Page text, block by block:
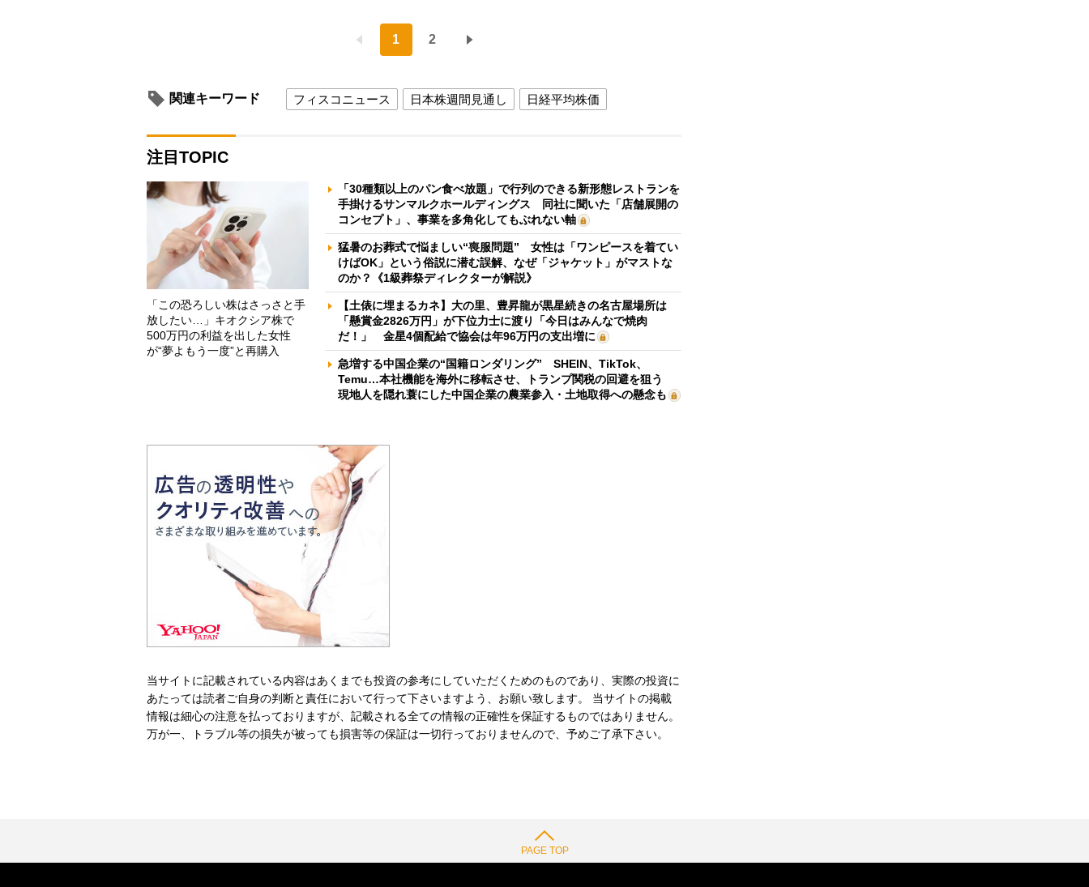
1 2
関連キーワード フィスコニュース 日本株週間見通し 日経平均株価
注目TOPIC
「この恐ろしい株はさっさと手
放したい…」キオクシア株で
500万円の利益を出した女性
が“夢よもう一度”と再購入
「30種類以上のパン食べ放題」で行列のできる新形態レストランを
手掛けるサンマルクホールディングス 同社に聞いた「店舗展開の
コンセプト」、事業を多角化してもぶれない軸
猛暑のお葬式で悩ましい“喪服問題” 女性は「ワンピースを着てい
けばOK」という俗説に潜む誤解、なぜ「ジャケット」がマストな
のか？《1級葬祭ディレクターが解説》
【土俵に埋まるカネ】大の里、豊昇龍が黒星続きの名古屋場所は
「懸賞金2826万円」が下位力士に渡り「今日はみんなで焼肉
だ！」 金星4個配給で協会は年96万円の支出増に
急増する中国企業の“国籍ロンダリング” SHEIN、TikTok、
Temu…本社機能を海外に移転させ、トランプ関税の回避を狙う
現地人を隠れ蓑にした中国企業の農業参入・土地取得への懸念も
当サイトに記載されている内容はあくまでも投資の参考にしていただくためのものであり、実際の投資に
あたっては読者ご自身の判断と責任において行って下さいますよう、お願い致します。 当サイトの掲載
情報は細心の注意を払っておりますが、記載される全ての情報の正確性を保証するものではありません。
万が一、トラブル等の損失が被っても損害等の保証は一切行っておりませんので、予めご了承下さい。
PAGE TOP